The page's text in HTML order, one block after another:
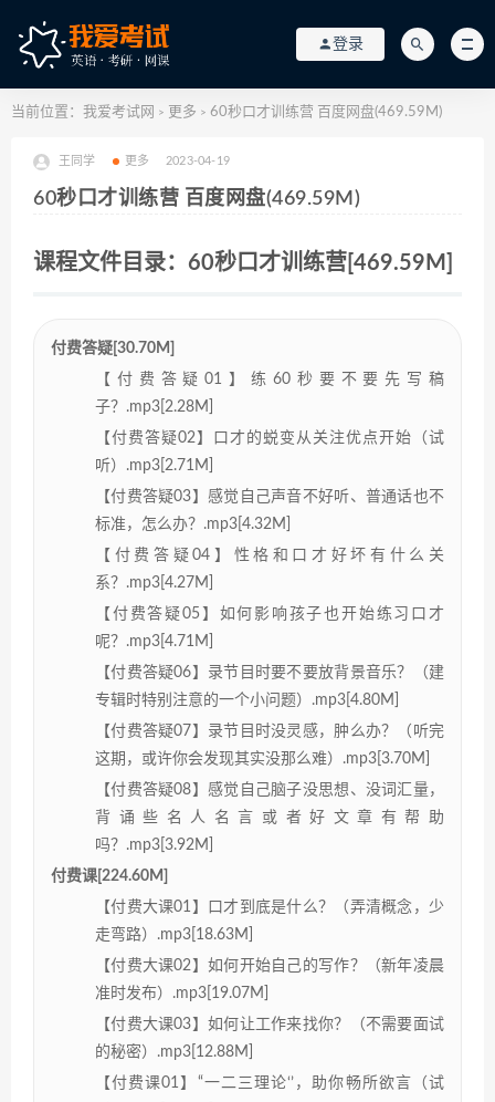
登录
当前位置： 我爱考试网 > 更多 > 60秒口才训练营 百度网盘(469.59M)
王同学 更多 2023-04-19
60秒口才训练营 百度网盘(469.59M)
课程文件目录：60秒口才训练营[469.59M]
付费答疑[30.70M]
【付费答疑01】练60秒要不要先写稿
子？.mp3[2.28M]
【付费答疑02】口才的蜕变从关注优点开始（试
听）.mp3[2.71M]
【付费答疑03】感觉自己声音不好听、普通话也不
标准，怎么办？.mp3[4.32M]
【付费答疑04】性格和口才好坏有什么关
系？.mp3[4.27M]
【付费答疑05】如何影响孩子也开始练习口才
呢？.mp3[4.71M]
【付费答疑06】录节目时要不要放背景音乐？（建
专辑时特别注意的一个小问题）.mp3[4.80M]
【付费答疑07】录节目时没灵感，肿么办？（听完
这期，或许你会发现其实没那么难）.mp3[3.70M]
【付费答疑08】感觉自己脑子没思想、没词汇量，
背诵些名人名言或者好文章有帮助
吗？.mp3[3.92M]
付费课[224.60M]
【付费大课01】口才到底是什么？（弄清概念，少
走弯路）.mp3[18.63M]
【付费大课02】如何开始自己的写作？（新年凌晨
准时发布）.mp3[19.07M]
【付费大课03】如何让工作来找你？（不需要面试
的秘密）.mp3[12.88M]
【付费课01】“一二三理论‘’，助你畅所欲言（试